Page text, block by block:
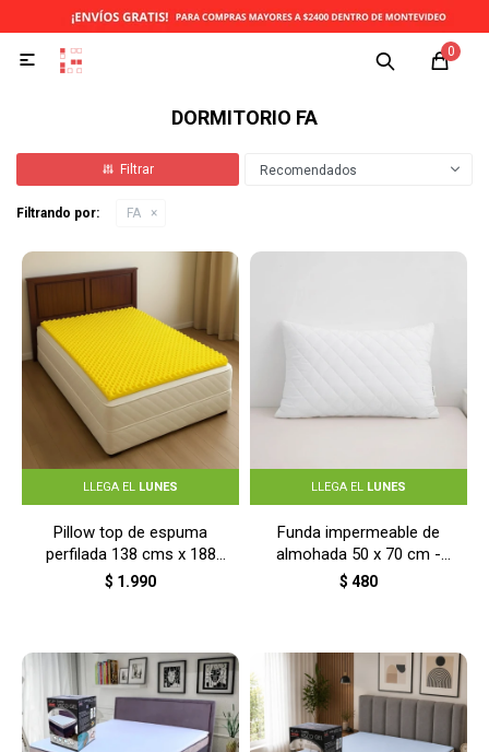
0

DORMITORIO FA
Recomendados
Filtrando por: FA
LLEGA EL LUNES
Pillow top de espuma
perfilada 138 cms x 188
cm x 3,5 cm - AMARILLO
$ 1.990
LLEGA EL LUNES
Funda impermeable de
almohada 50 x 70 cm -
S/C
$ 480